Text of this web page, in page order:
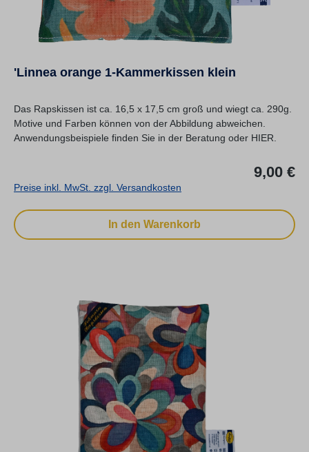
'Linnea orange 1-Kammerkissen klein
Das Rapskissen ist ca. 16,5 x 17,5 cm groß und wiegt ca. 290g.
Motive und Farben können von der Abbildung abweichen.
Anwendungsbeispiele finden Sie in der Beratung oder HIER.
9,00 €
Preise inkl. MwSt. zzgl. Versandkosten
In den Warenkorb